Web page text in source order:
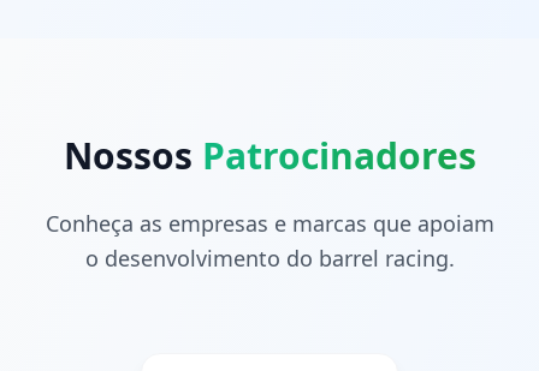
Nossos Patrocinadores
Conheça as empresas e marcas que apoiam
o desenvolvimento do barrel racing.